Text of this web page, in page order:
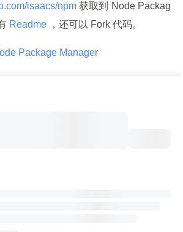
isaacs/npm 获取到 Node Packag
Readme ，还可以 Fork 代码。
Package Manager